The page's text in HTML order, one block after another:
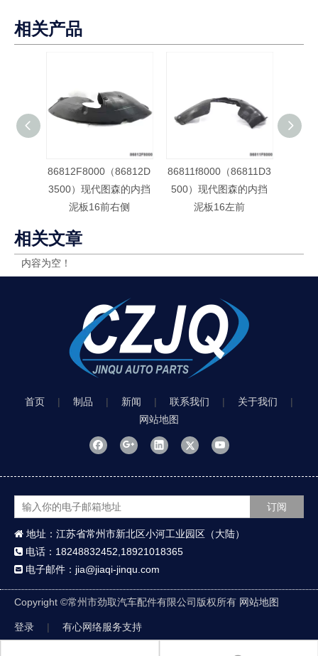
相关产品
86812F8000（86812D
3500）现代图森的内挡
泥板16前右侧
86811f8000（86811D3
500）现代图森的内挡
泥板16左前
相关文章
内容为空！
首页 | 制品 | 新闻 | 联系我们 | 关于我们
|
网站地图
订阅
 地址：江苏省常州市新北区小河工业园区（大陆）
 电话：18248832452,18921018365
 电子邮件：jia@jiaqi-jinqu.com
Copyright ©常州市劲取汽车配件有限公司版权所有 网站地图
登录 | 有心网络服务支持